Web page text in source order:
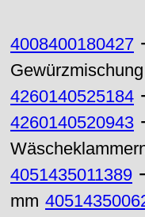
4008400180427
Gewürzmischung
4260140525184
4260140520943
4051435011389 -
mm